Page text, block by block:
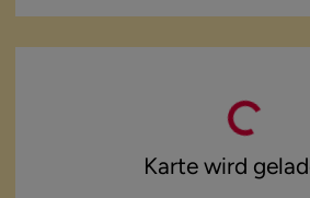
Karte wird